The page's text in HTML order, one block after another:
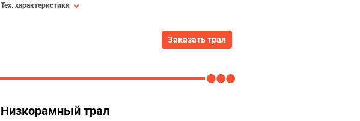
Тех. характеристики
Заказать трал
Низкорамный трал